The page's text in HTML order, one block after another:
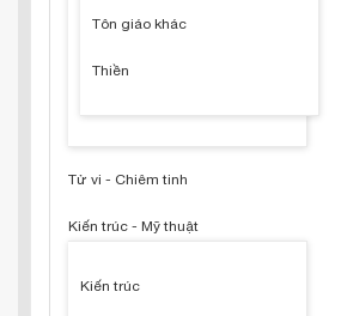
Tôn giáo khác
Thiền
Tử vi - Chiêm tinh
Kiến trúc - Mỹ thuật
Kiến trúc